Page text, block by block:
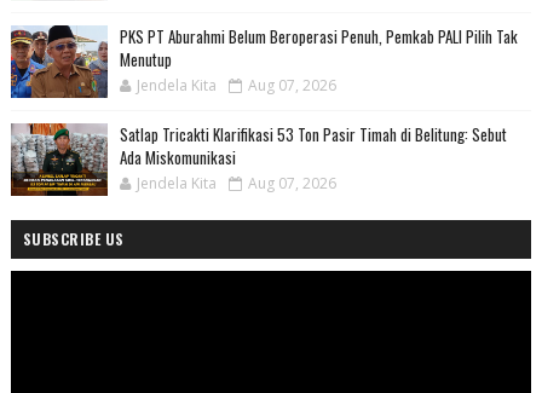
PKS PT Aburahmi Belum Beroperasi Penuh, Pemkab PALI Pilih Tak
Menutup
Jendela Kita Aug 07, 2026
Satlap Tricakti Klarifikasi 53 Ton Pasir Timah di Belitung: Sebut
Ada Miskomunikasi
Jendela Kita Aug 07, 2026
SUBSCRIBE US